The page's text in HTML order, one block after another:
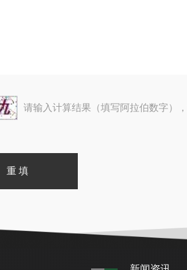
请输入计算结果（填写阿拉伯数字）